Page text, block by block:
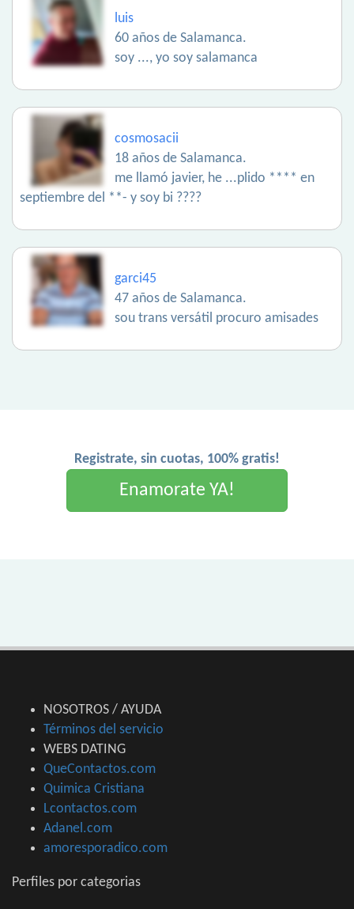
luis
60 años de Salamanca.
soy ..., yo soy salamanca
cosmosacii
18 años de Salamanca.
me llamó javier, he ...plido **** en
septiembre del **- y soy bi ????
garci45
47 años de Salamanca.
sou trans versátil procuro amisades
Registrate, sin cuotas, 100% gratis!
Enamorate YA!
NOSOTROS / AYUDA
Términos del servicio
WEBS DATING
QueContactos.com
Quimica Cristiana
Lcontactos.com
Adanel.com
amoresporadico.com
Perfiles por categorias